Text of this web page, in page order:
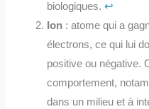
biologiques.↩︎
Ion : atome qui a
électrons, ce qui lui
positive ou négative.
comportement,
dans un milieu et à